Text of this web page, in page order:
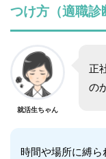
つけ方（適職診
就活生ちゃん
正
の
時間や場所に縛